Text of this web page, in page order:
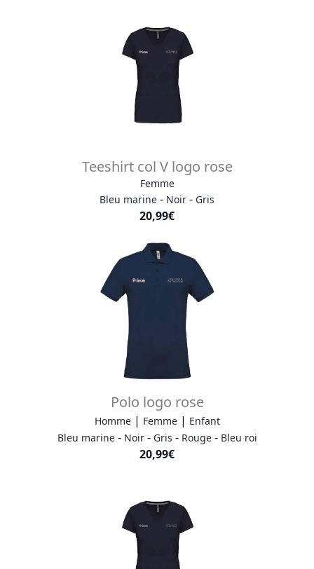
Teeshirt col V logo rose
Femme
Bleu marine - Noir - Gris
20,99€
Polo logo rose
Homme| Femme| Enfant
Bleu marine- Noir- Gris - Rouge- Bleu roi
20,99€